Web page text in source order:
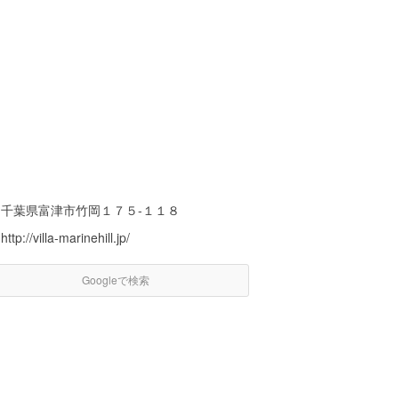
千葉県富津市竹岡１７５-１１８
http://villa-marinehill.jp/
Googleで検索